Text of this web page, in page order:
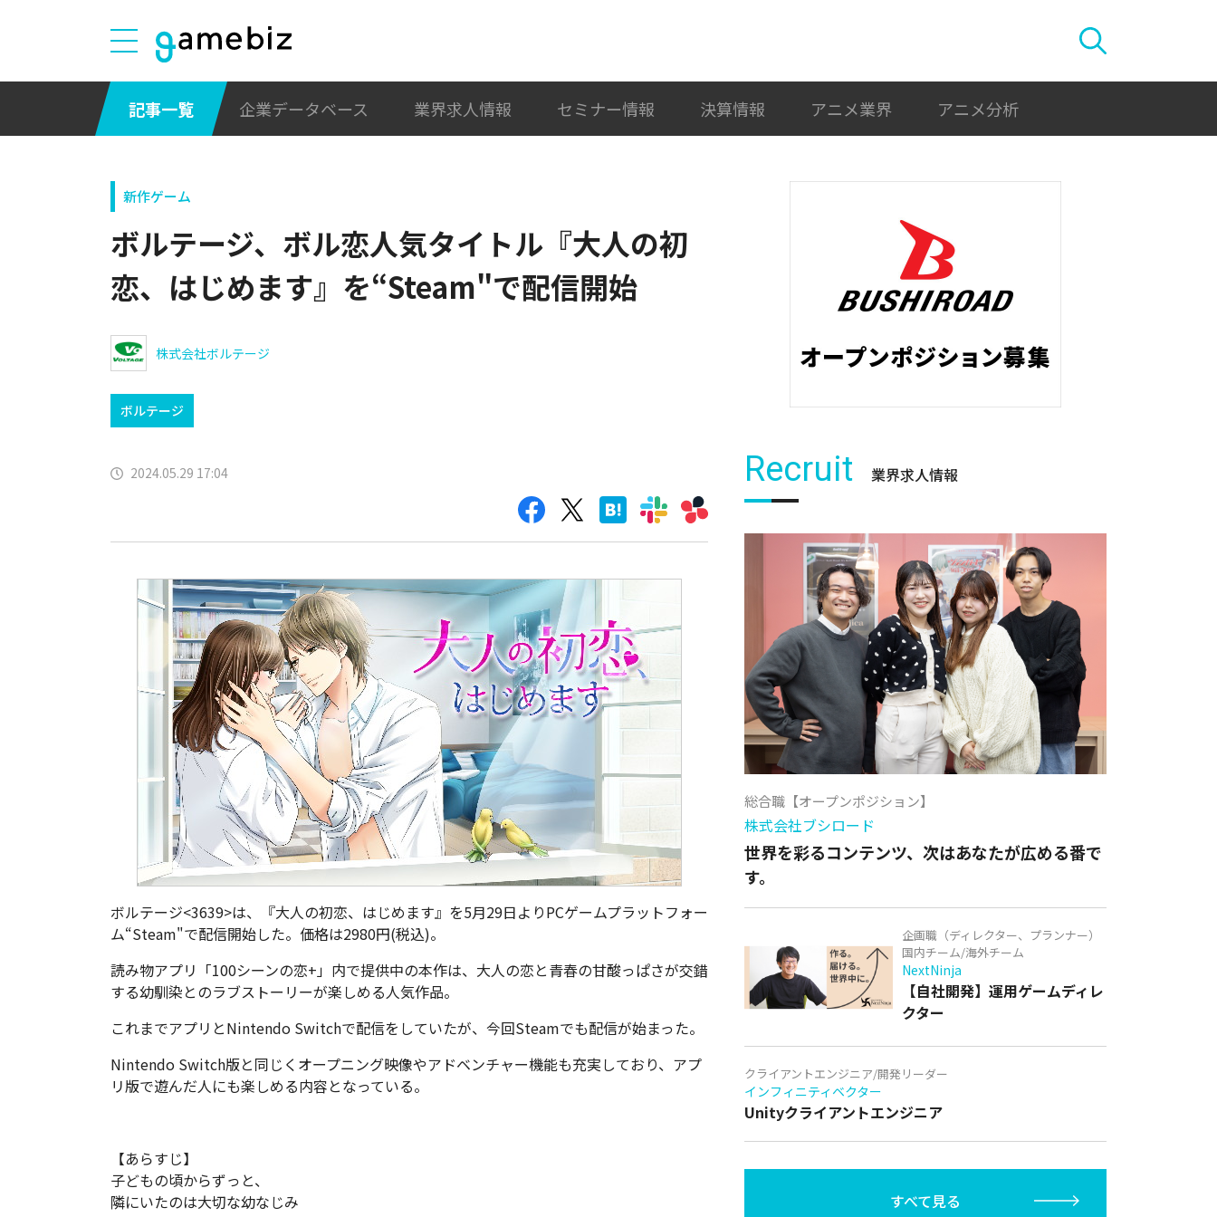
記事一覧 企業データベース 業界求人情報 セミナー情報 決算情報 アニメ業界 アニメ分析
新作ゲーム
ボルテージ、ボル恋人気タイトル『大人の初
恋、はじめます』を“Steam"で配信開始
株式会社ボルテージ
ボルテージ
2024.05.29 17:04
ボルテージ<3639>は、『大人の初恋、はじめます』を5月29日よりPCゲームプラットフォー
ム“Steam"で配信開始した。価格は2980円(税込)。
読み物アプリ「100シーンの恋+」内で提供中の本作は、大人の恋と青春の甘酸っぱさが交錯
する幼馴染とのラブストーリーが楽しめる人気作品。
これまでアプリとNintendo Switchで配信をしていたが、今回Steamでも配信が始まった。
Nintendo Switch版と同じくオープニング映像やアドベンチャー機能も充実しており、アプ
リ版で遊んだ人にも楽しめる内容となっている。
【あらすじ】
子どもの頃からずっと、
隣にいたのは大切な幼なじみ
Recruit 業界求人情報
総合職【オープンポジション】
株式会社ブシロード
世界を彩るコンテンツ、次はあなたが広める番で
す。
企画職（ディレクター、プランナー）
国内チーム/海外チーム
NextNinja
【自社開発】運用ゲームディレ
クター
クライアントエンジニア/開発リーダー
インフィニティベクター
Unityクライアントエンジニア
すべて見る